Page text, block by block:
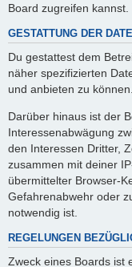
Board zugreifen kannst.
GESTATTUNG DER
Du gestattest dem
näher spezifizierten
und anbieten zu können.
Darüber hinaus ist der
Interessenabwägung
den Interessen Dritter,
zusammen mit deiner
übermittelter Browser-
Gefahrenabwehr oder
notwendig ist.
REGELUNGEN
Zweck eines Boards ist